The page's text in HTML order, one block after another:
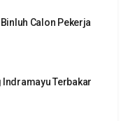
Calon Pekerja
Terbakar